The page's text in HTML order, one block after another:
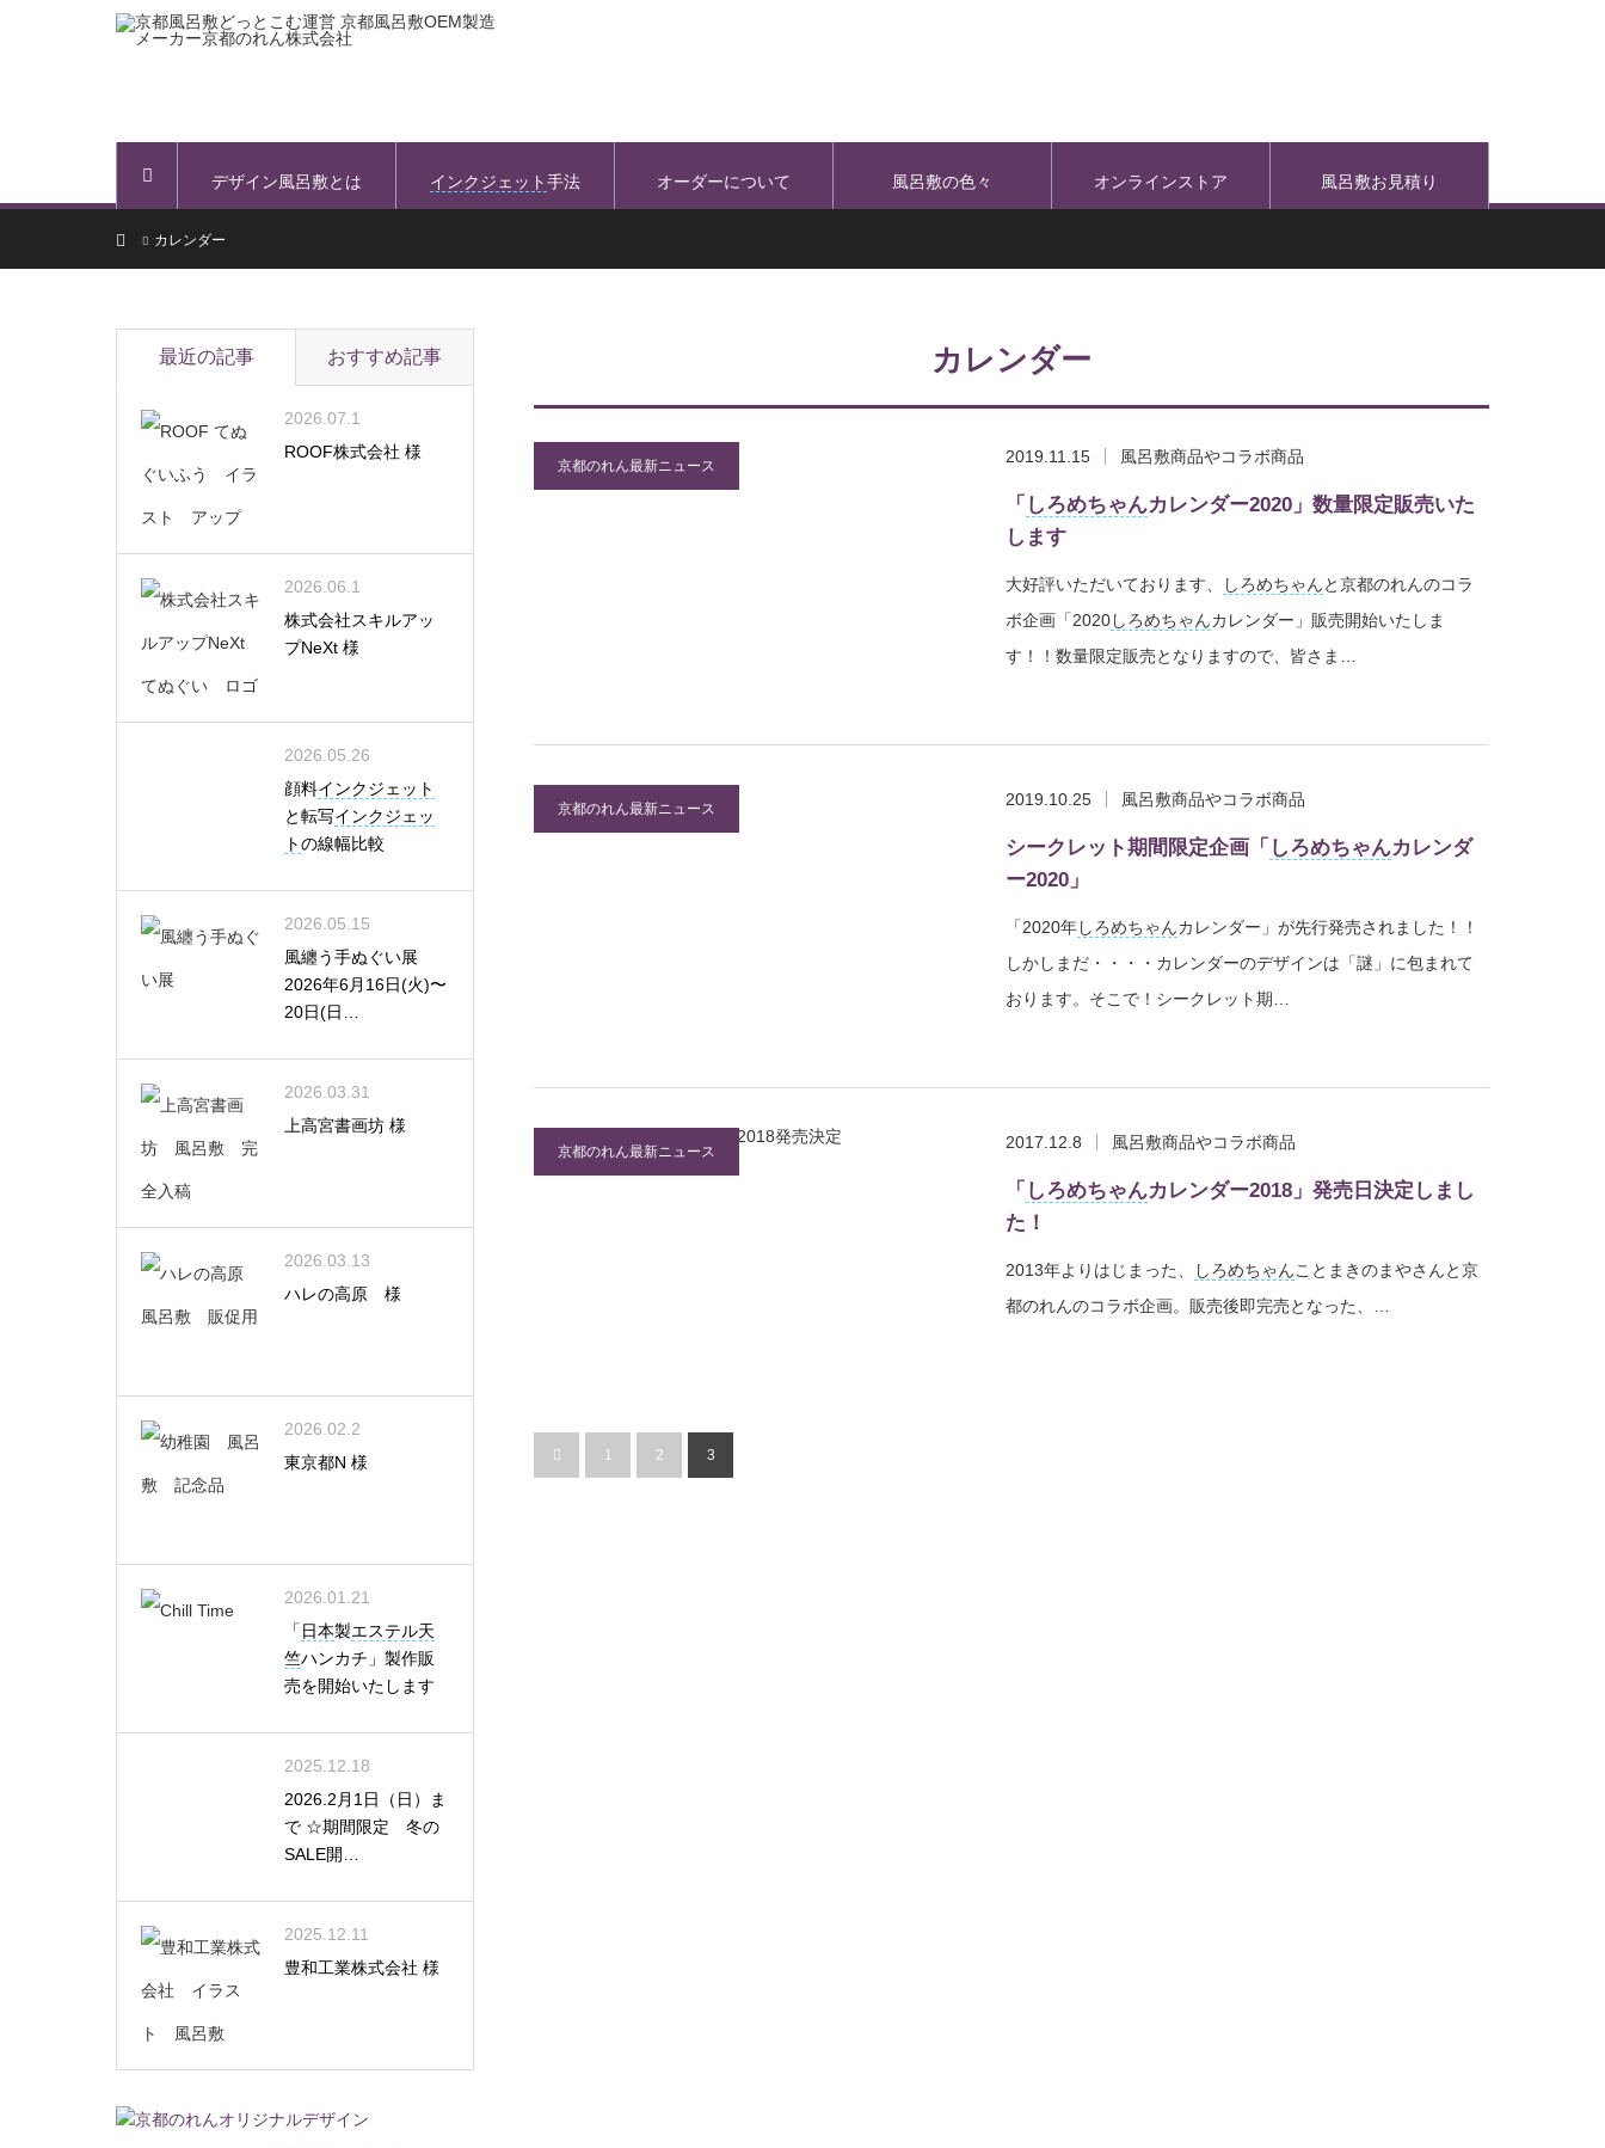
ホーム
デザイン風呂敷とは インクジェット手法 オーダーについて 風呂敷の色々 オンラインストア 風呂敷お見積り
ホームカレンダー
カレンダー
京都のれん最新ニュース 2019.11.15 風呂敷商品やコラボ商品
「 しろめちゃんカレンダー2020」数量限定販売いた
します
大好評いただいております、 しろめちゃんと京都のれんのコラ
ボ企画「2020しろめちゃんカレンダー」販売開始いたしま
す！！数量限定販売となりますので、皆さま…
京都のれん最新ニュース 2019.10.25 風呂敷商品やコラボ商品
シークレット期間限定企画「 しろめちゃんカレンダ
ー2020」
「2020年しろめちゃんカレンダー」が先行発売されました！！
しかしまだ・・・・カレンダーのデザインは「謎」に包まれて
おります。そこで！シークレット期…
京都のれん最新ニュース 2017.12.8 風呂敷商品やコラボ商品
「 しろめちゃんカレンダー2018」発売日決定しまし
た！
2013年よりはじまった、 しろめちゃんことまきのまやさんと京
都のれんのコラボ企画。販売後即完売となった、…
1 2 3
最近の記事 おすすめ記事
2026.07.1
ROOF株式会社 様
2026.06.1
株式会社スキルアッ
プNeXt 様
2026.05.26
顔料インクジェット
と転写インクジェッ
トの線幅比較
2026.05.15
風纏う手ぬぐい展
2026年6月16日(火)〜
20日(日…
2026.03.31
上高宮書画坊 様
2026.03.13
ハレの高原 様
2026.02.2
東京都N 様
2026.01.21
「 日本製エステル天
竺ハンカチ」製作販
売を開始いたします
2025.12.18
2026.2月1日（日）ま
で ☆期間限定 冬の
SALE開…
2025.12.11
豊和工業株式会社 様